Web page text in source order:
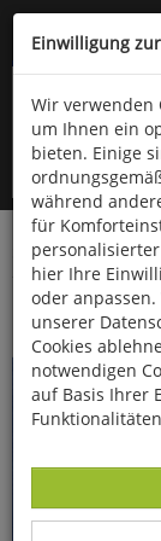
Kompletten
Startseite
Die
Einwilligung
Wir verwenden
um Ihnen ein
bieten. Einige
während
für
hier Ihre
oder
unserer
Cookies
notwendigen
auf Basis Ihrer